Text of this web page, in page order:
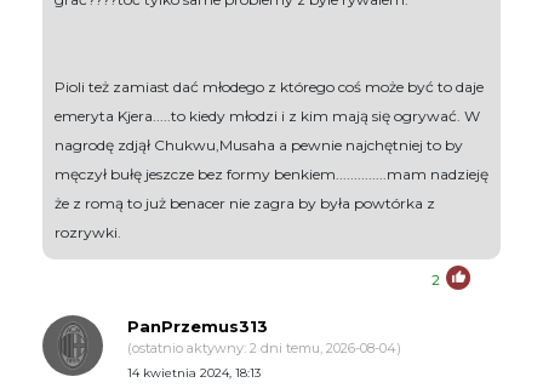
Pioli też zamiast dać młodego z którego coś może być to daje
emeryta Kjera.....to kiedy młodzi i z kim mają się ogrywać. W
nagrodę zdjął Chukwu,Musaha a pewnie najchętniej to by
męczył bułę jeszcze bez formy benkiem..............mam nadzieję
że z romą to już benacer nie zagra by była powtórka z
rozrywki.
2
PanPrzemus313
(ostatnio aktywny: 2 dni temu, 2026-08-04)
14 kwietnia 2024, 18:13